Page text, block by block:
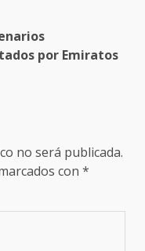
por Emiratos
no será publicada.
con *